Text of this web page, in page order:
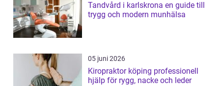
Tandvård i karlskrona en guide till
trygg och modern munhälsa
05 juni 2026
Kiropraktor köping professionell
hjälp för rygg, nacke och leder